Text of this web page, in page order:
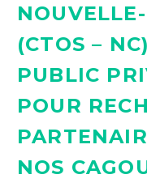
(CTOS –
PUBLIC
POUR
NOS